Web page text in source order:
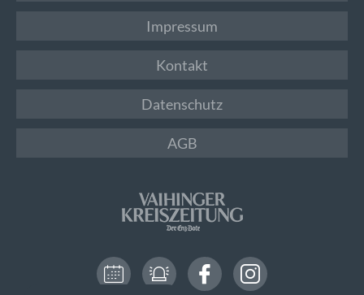
Impressum
Kontakt
Datenschutz
AGB